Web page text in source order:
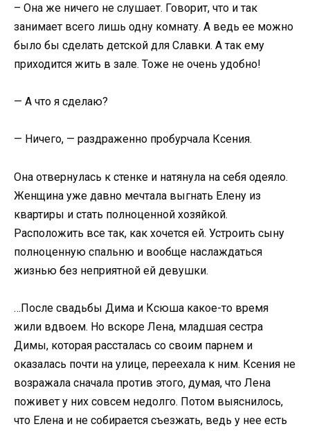
– Она же ничего не слушает. Говорит, что и так
занимает всего лишь одну комнату. А ведь ее можно
было бы сделать детской для Славки. А так ему
приходится жить в зале. Тоже не очень удобно!
— А что я сделаю?
— Ничего, — раздраженно пробурчала Ксения.
Она отвернулась к стенке и натянула на себя одеяло.
Женщина уже давно мечтала выгнать Елену из
квартиры и стать полноценной хозяйкой.
Расположить все так, как хочется ей. Устроить сыну
полноценную спальню и вообще наслаждаться
жизнью без неприятной ей девушки.
…После свадьбы Дима и Ксюша какое-то время
жили вдвоем. Но вскоре Лена, младшая сестра
Димы, которая рассталась со своим парнем и
оказалась почти на улице, переехала к ним. Ксения не
возражала сначала против этого, думая, что Лена
поживет у них совсем недолго. Потом выяснилось,
что Елена и не собирается съезжать, ведь у нее есть